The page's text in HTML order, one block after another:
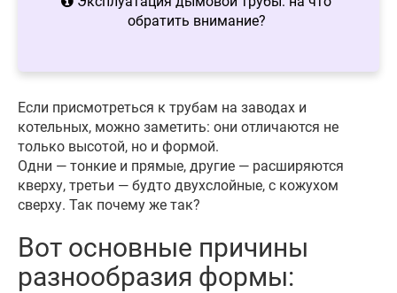
обратить внимание?
Если присмотреться к трубам на заводах и
котельных, можно заметить: они отличаются не
только высотой, но и формой.
Одни — тонкие и прямые, другие — расширяются
кверху, третьи — будто двухслойные, с кожухом
сверху. Так почему же так?
Вот основные причины
разнообразия формы: